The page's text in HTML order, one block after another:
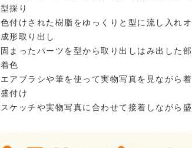
型採り
色付けされた樹脂をゆっくりと型に流し入れ
成形取り出し
固まったパーツを型から取り出しはみ出した
着色
エアブラシや筆を使って実物写真を見ながら着
盛付け
スケッチや実物写真に合わせて接着しながら